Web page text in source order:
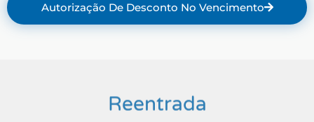
Autorização De Desconto No Vencimento
Reentrada